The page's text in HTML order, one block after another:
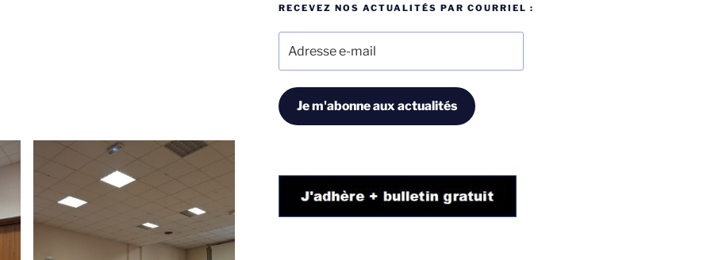
RECEVEZ NOS ACTUALITÉS PAR COURRIEL :
mail
Je m'abonne aux actualités